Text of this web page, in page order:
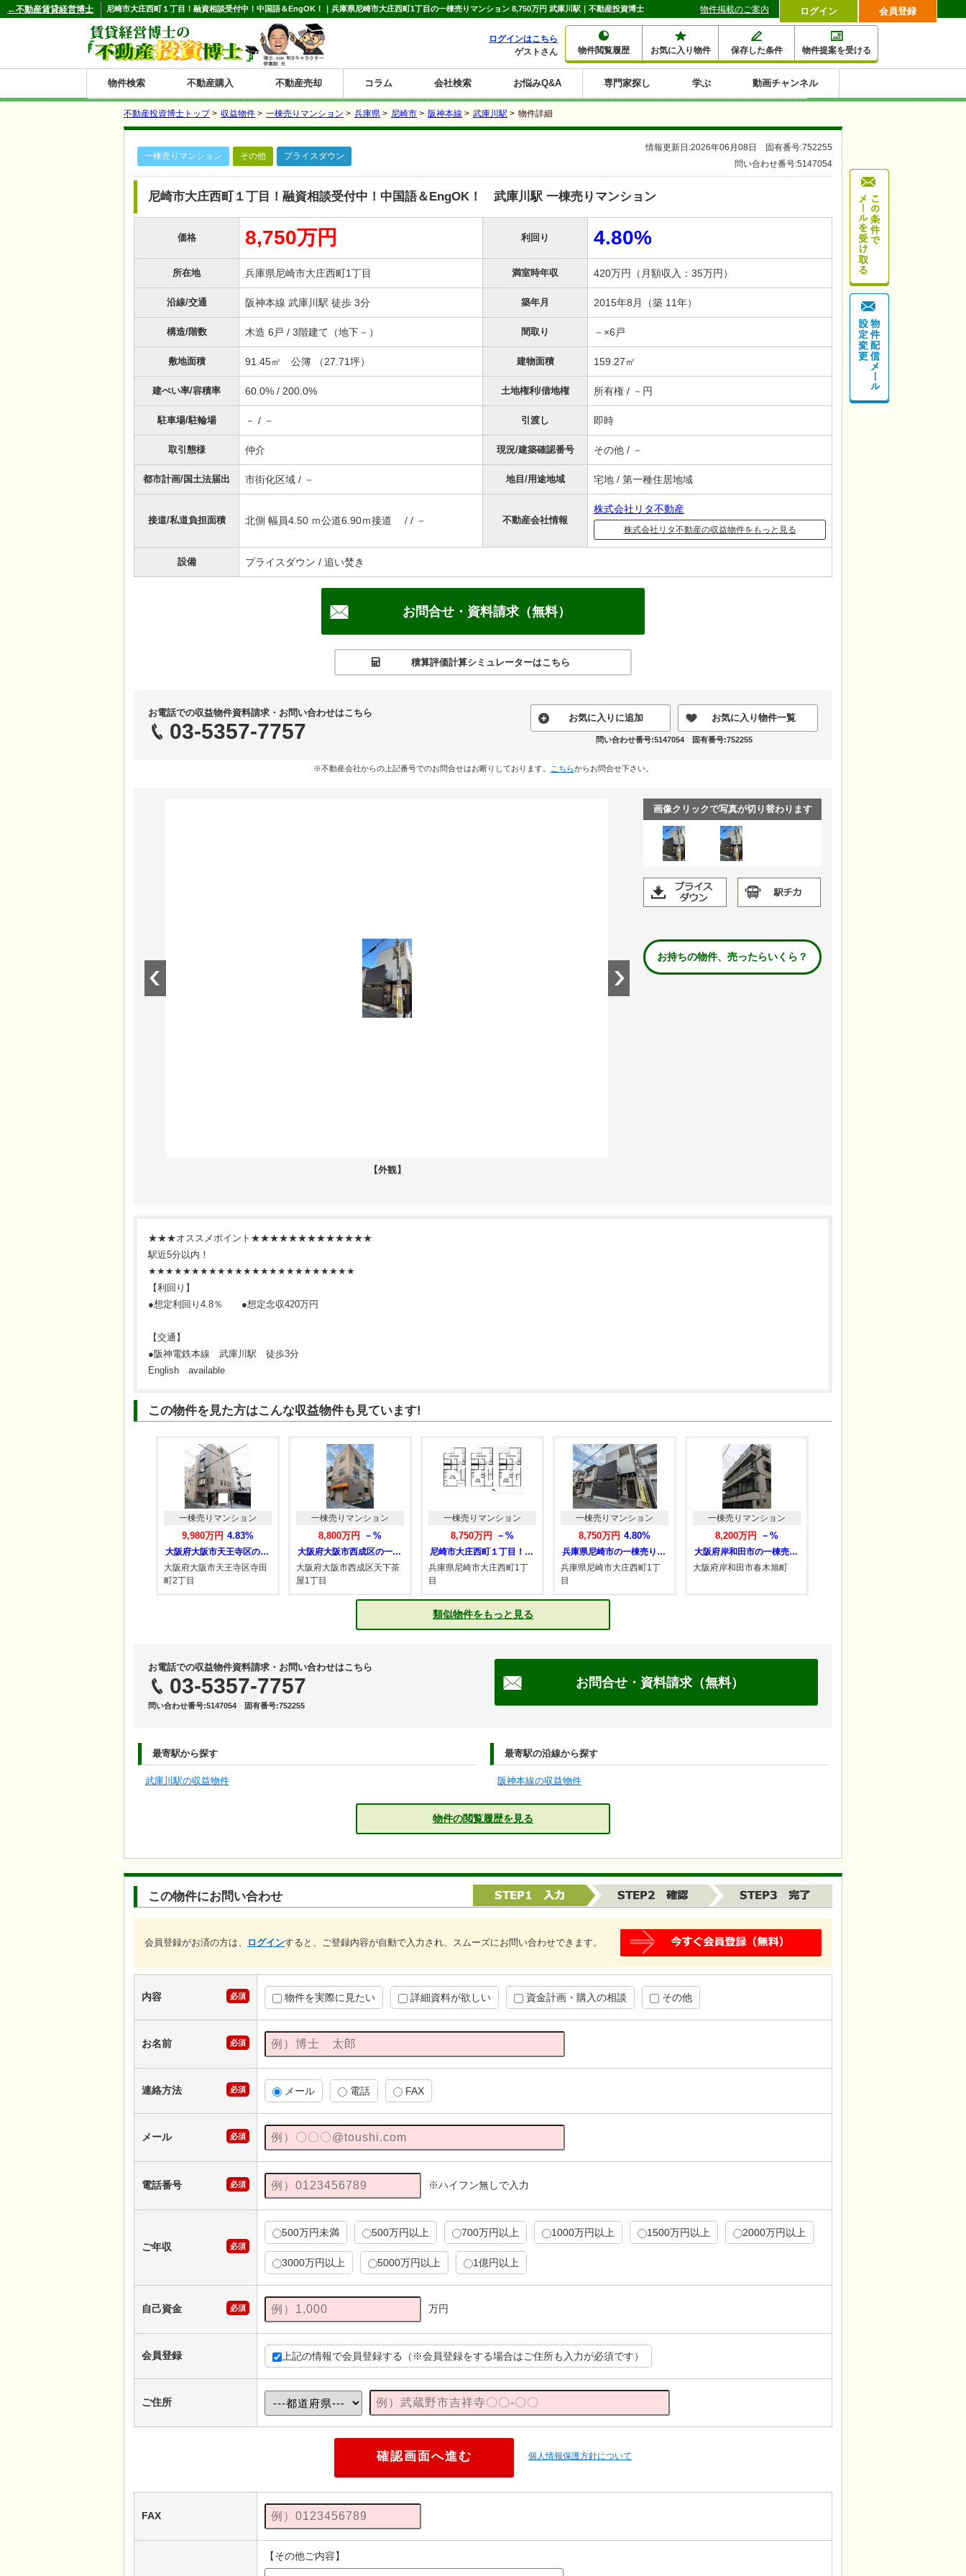
尼崎市大庄西町１丁目！融資相談受付中！中国語＆EngOK！｜兵庫県尼崎市大庄西町1丁目の一棟売りマンション 8,750万円 武庫川駅｜不動産投資博士
物件閲覧履歴 お気に入り物件 保存した条件 物件提案を受ける
ログインはこちら
ゲストさん
物件検索
青森
秋田
岩手
宮城
山形
福島
東京
埼玉
神奈川
千葉
茨城
栃木
群馬
新潟
富山
石川
福井
長野
山梨
静岡
愛知
岐阜
三重
大阪
兵庫
京都
滋賀
奈良
和歌山
鳥取
岡山
島根
広島
山口
香川
徳島
愛媛
高知
福岡
佐賀
長崎
熊本
大分
宮崎
鹿児島
沖縄
不動産購入 不動産売却 コラム
購入コラム
売却コラム
大家さんコラム
賃貸経営コラム
会社検索 お悩みQ&A 専門家探し 学ぶ 動画チャンネル
ログイン 会員登録
物件掲載のご案内
←不動産賃貸経営博士
不動産投資博士トップ> 収益物件 > 一棟売りマンション > 兵庫県 > 尼崎市 > 阪神本線 > 武庫川駅 > 物件詳細
一棟売りマンション その他 プライスダウン
情報更新日:2026年06月08日 固有番号:752255
問い合わせ番号:5147054
尼崎市大庄西町１丁目！融資相談受付中！中国語＆EngOK！ 武庫川駅 一棟売りマンション
価格 8,750万円 利回り 4.80%
所在地 兵庫県尼崎市大庄西町1丁目 満室時年収 420万円（月額収入：35万円）
沿線/交通 阪神本線 武庫川駅 徒歩 3分 築年月 2015年8月（築 11年）
構造/階数 木造 6戸 / 3階建て（地下－） 間取り －×6戸
敷地面積 91.45㎡ 公簿 （27.71坪） 建物面積 159.27㎡
建ぺい率/容積率 60.0% / 200.0% 土地権利/借地権 所有権 / －円
駐車場/駐輪場 － / － 引渡し 即時
取引態様 仲介 現況/建築確認番号 その他 / －
都市計画/国土法届出 市街化区域 / － 地目/用途地域 宅地 / 第一種住居地域
接道/私道負担面積 北側 幅員4.50 ｍ公道6.90ｍ接道 / / － 不動産会社情報
株式会社リタ不動産
株式会社リタ不動産の収益物件をもっと見る
設備 プライスダウン / 追い焚き
お問合せ・資料請求（無料）
積算評価計算シミュレーターはこちら
お電話での収益物件資料請求・お問い合わせはこちら
03-5357-7757
お気に入りに追加 お気に入り物件一覧
問い合わせ番号:5147054 固有番号:752255
※不動産会社からの上記番号でのお問合せはお断りしております。 こちらからお問合せ下さい。
【外観】
画像クリックで写真が切り替わります
お持ちの物件、売ったらいくら？
★★★オススメポイント★★★★★★★★★★★★★
駅近5分以内！
★★★★★★★★★★★★★★★★★★★★★★★★
【利回り】
●想定利回り4.8％ ●想定念収420万円
【交通】
●阪神電鉄本線 武庫川駅 徒歩3分
English available
この物件を見た方はこんな収益物件も見ています!
大阪府大阪市天王寺区の一棟売りマンション
一棟売りマンション
9,980万円 4.83%
大阪府大阪市天王寺区寺田
町2丁目
大阪府大阪市西成区の一棟売りマンション
一棟売りマンション
8,800万円 －%
大阪府大阪市西成区天下茶
屋1丁目
尼崎市大庄西町１丁目！融資相談受付中！中…
一棟売りマンション
8,750万円 －%
兵庫県尼崎市大庄西町1丁
目
兵庫県尼崎市の一棟売りマンション
一棟売りマンション
8,750万円 4.80%
兵庫県尼崎市大庄西町1丁
目
大阪府岸和田市の一棟売りマンション
一棟売りマンション
8,200万円 －%
大阪府岸和田市春木旭町
類似物件をもっと見る
お電話での収益物件資料請求・お問い合わせはこちら
03-5357-7757
問い合わせ番号:5147054 固有番号:752255
お問合せ・資料請求（無料）
最寄駅から探す
武庫川駅の収益物件
最寄駅の沿線から探す
阪神本線の収益物件
物件の閲覧履歴を見る
この物件にお問い合わせ
会員登録がお済の方は、 ログインすると、ご登録内容が自動で入力され、スムーズにお問い合わせできます。
内容 必須 物件を実際に見たい 詳細資料が欲しい 資金計画・購入の相談 その他
お名前 必須
連絡方法 必須 メール 電話 FAX
メール 必須
電話番号 必須 ※ハイフン無しで入力
ご年収 必須
500万円未満 500万円以上 700万円以上 1000万円以上 1500万円以上 2000万円以上
3000万円以上 5000万円以上 1億円以上
自己資金 必須 万円
会員登録 上記の情報で会員登録する（※会員登録をする場合はご住所も入力が必須です）
ご住所
個人情報保護方針について
FAX
【その他ご内容】